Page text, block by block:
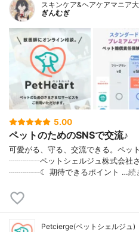
スキンケア&ヘアケアマニア
ぎんむぎ
5.00
ペットのためのSNSで交流♪
可愛がる、守る、交流できる。ペッ
┈┈┈┈ペットシェルジュ株式会社
┈┈┈┈☾ 期待できるポイント …続
Petcierge(ペットシェルジュ)